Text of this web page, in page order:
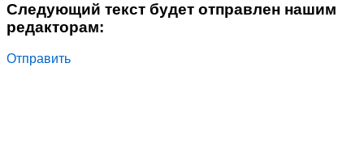
Следующий текст будет отправлен нашим
редакторам:
Отправить